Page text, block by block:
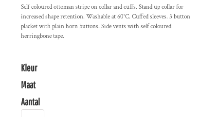
Self coloured ottoman stripe on collar and cuffs. Stand up collar for
increased shape retention. Washable at 60°C. Cuffed sleeves. 3 button
placket with plain horn buttons. Side vents with self coloured
herringbone tape.
Kleur
Maat
Aantal